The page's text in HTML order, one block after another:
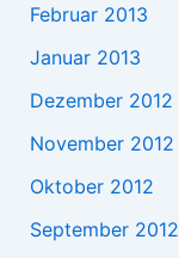
Februar 2013
Januar 2013
Dezember 2012
November 2012
Oktober 2012
September 2012